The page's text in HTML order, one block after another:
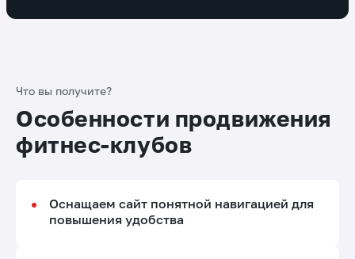
Что вы получите?
Особенности продвижения
фитнес-клубов
Оснащаем сайт понятной навигацией для
повышения удобства